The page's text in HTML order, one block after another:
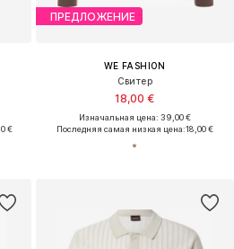
€
ПРЕДЛОЖЕНИЕ
WE FASHION
Свитер
18,00 €
Изначальная цена: 39,00 €
Последняя самая низкая цена:18,00 €